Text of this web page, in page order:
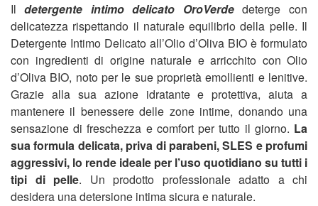
Il detergente intimo delicato OroVerde deterge con
delicatezza rispettando il naturale equilibrio della pelle. Il
Detergente Intimo Delicato all’Olio d’Oliva BIO è formulato
con ingredienti di origine naturale e arricchito con Olio
d’Oliva BIO, noto per le sue proprietà emollienti e lenitive.
Grazie alla sua azione idratante e protettiva, aiuta a
mantenere il benessere delle zone intime, donando una
sensazione di freschezza e comfort per tutto il giorno. La
sua formula delicata, priva di parabeni, SLES e profumi
aggressivi, lo rende ideale per l’uso quotidiano su tutti i
tipi di pelle. Un prodotto professionale adatto a chi
desidera una detersione intima sicura e naturale.